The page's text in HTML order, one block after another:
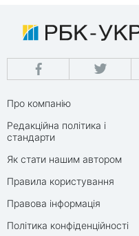
Про компанію
Редакційна політика і
стандарти
Як стати нашим автором
Правила користування
Правова інформація
Політика конфіденційності